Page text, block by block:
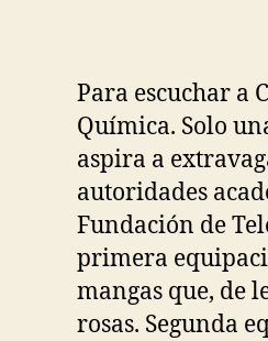
Para escuchar a
Química. Solo
aspira a
autoridades
Fundación de
primera
mangas que, de
rosas. Segunda